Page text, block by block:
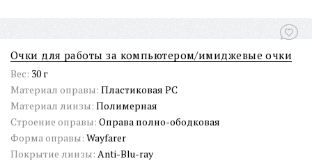
Очки для работы за компьютером/имиджевые очки
Вес: 30 г
Материал оправы: Пластиковая PC
Материал линзы: Полимерная
Строение оправы: Оправа полно-ободковая
Форма оправы: Wayfarer
Покрытие линзы: Anti-Blu-ray